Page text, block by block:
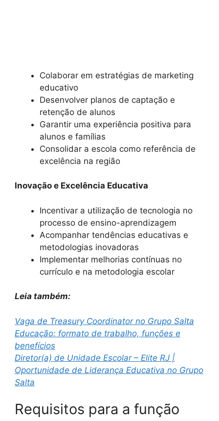
Colaborar em estratégias de marketing
educativo
Desenvolver planos de captação e
retenção de alunos
Garantir uma experiência positiva para
alunos e famílias
Consolidar a escola como referência de
excelência na região
Inovação e Excelência Educativa
Incentivar a utilização de tecnologia no
processo de ensino-aprendizagem
Acompanhar tendências educativas e
metodologias inovadoras
Implementar melhorias contínuas no
currículo e na metodologia escolar
Leia também:
Vaga de Treasury Coordinator no Grupo Salta
Educação: formato de trabalho, funções e
benefícios
Diretor(a) de Unidade Escolar – Elite RJ |
Oportunidade de Liderança Educativa no Grupo
Salta
Requisitos para a função